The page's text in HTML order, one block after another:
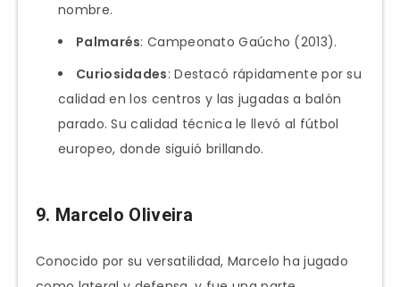
nombre.
Palmarés: Campeonato Gaúcho (2013).
Curiosidades: Destacó rápidamente por su
calidad en los centros y las jugadas a balón
parado. Su calidad técnica le llevó al fútbol
europeo, donde siguió brillando.
9. Marcelo Oliveira
Conocido por su versatilidad, Marcelo ha jugado